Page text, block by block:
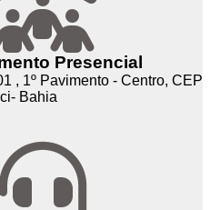
Presencial
, 1º Pavimento - Centro, CEP
Bahia